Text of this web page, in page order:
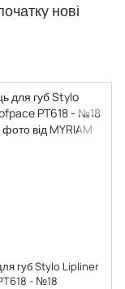
нові
губ Stylo Lipliner
- №18